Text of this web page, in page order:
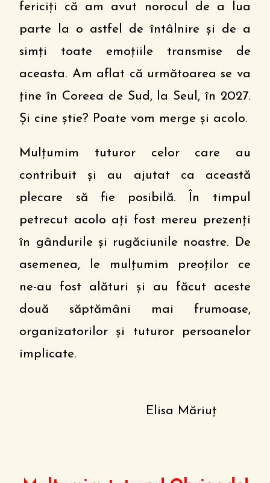
fericiți că am avut norocul de a lua
parte la o astfel de întâlnire și de a
simți toate emoțiile transmise de
aceasta. Am aflat că următoarea se va
ține în Coreea de Sud, la Seul, în 2027.
Și cine știe? Poate vom merge și acolo.
Mulțumim tuturor celor care au
contribuit și au ajutat ca această
plecare să fie posibilă. În timpul
petrecut acolo ați fost mereu prezenți
în gândurile și rugăciunile noastre. De
asemenea, le mulțumim preoților ce
ne-au fost alături și au făcut aceste
două săptămâni mai frumoase,
organizatorilor și tuturor persoanelor
implicate.
Elisa Măriuț